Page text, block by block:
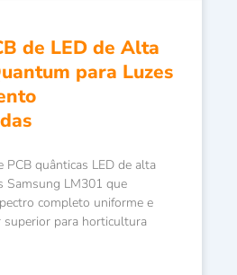
de LED de Alta
para Luzes
PCB quânticas LED de alta
Samsung LM301 que
completo uniforme e
superior para horticultura